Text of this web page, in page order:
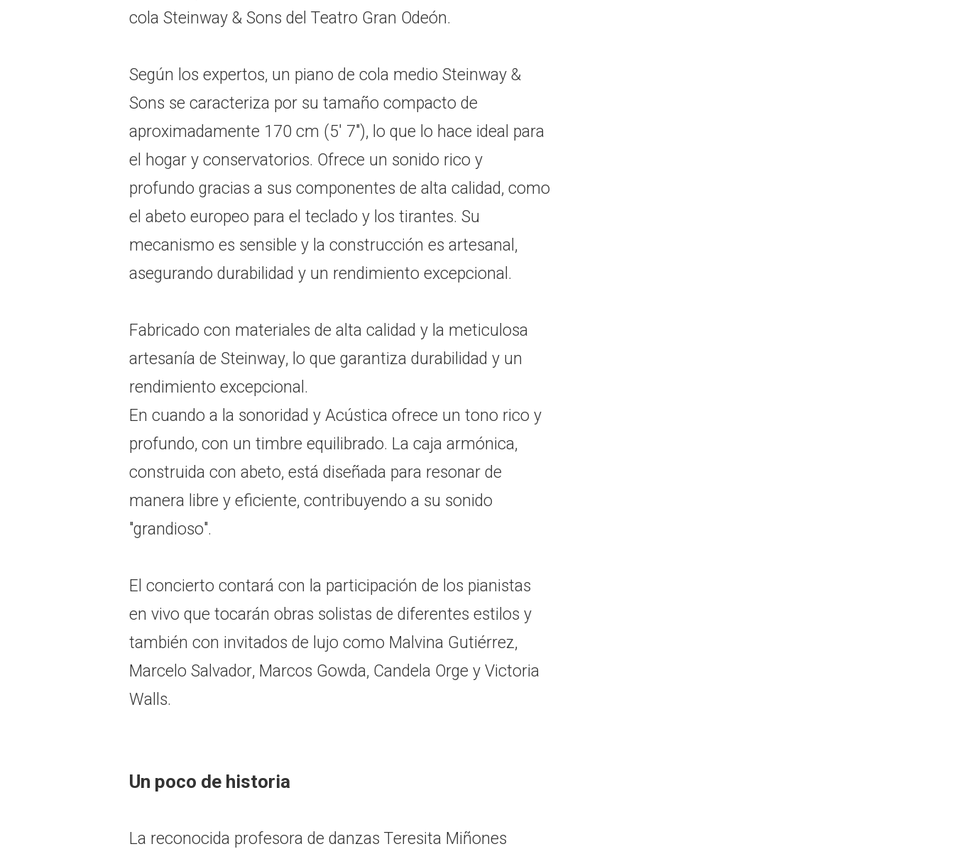
cola Steinway & Sons del Teatro Gran Odeón.
Según los expertos, un piano de cola medio Steinway &
Sons se caracteriza por su tamaño compacto de
aproximadamente 170 cm (5' 7"), lo que lo hace ideal para
el hogar y conservatorios. Ofrece un sonido rico y
profundo gracias a sus componentes de alta calidad, como
el abeto europeo para el teclado y los tirantes. Su
mecanismo es sensible y la construcción es artesanal,
asegurando durabilidad y un rendimiento excepcional.
Fabricado con materiales de alta calidad y la meticulosa
artesanía de Steinway, lo que garantiza durabilidad y un
rendimiento excepcional.
En cuando a la sonoridad y Acústica ofrece un tono rico y
profundo, con un timbre equilibrado. La caja armónica,
construida con abeto, está diseñada para resonar de
manera libre y eficiente, contribuyendo a su sonido
"grandioso".
El concierto contará con la participación de los pianistas
en vivo que tocarán obras solistas de diferentes estilos y
también con invitados de lujo como Malvina Gutiérrez,
Marcelo Salvador, Marcos Gowda, Candela Orge y Victoria
Walls.
Un poco de historia
La reconocida profesora de danzas Teresita Miñones